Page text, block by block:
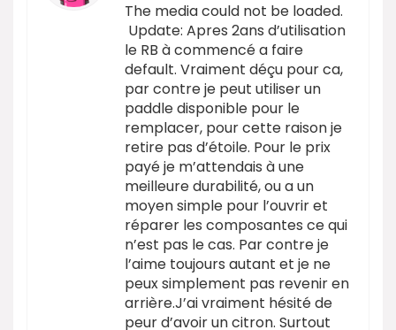
The media could not be loaded.
Update: Apres 2ans d’utilisation
le RB à commencé a faire
default. Vraiment déçu pour ca,
par contre je peut utiliser un
paddle disponible pour le
remplacer, pour cette raison je
retire pas d’étoile. Pour le prix
payé je m’attendais à une
meilleure durabilité, ou a un
moyen simple pour l’ouvrir et
réparer les composantes ce qui
n’est pas le cas. Par contre je
l’aime toujours autant et je ne
peux simplement pas revenir en
arrière.J’ai vraiment hésité de
peur d’avoir un citron. Surtout